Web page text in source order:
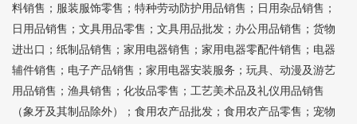
料销售；服装服饰零售；特种劳动防护用品销售；日用杂品销售；
日用品销售；文具用品零售；文具用品批发；办公用品销售；货物
进出口；纸制品销售；家用电器销售；家用电器零配件销售；电器
辅件销售；电子产品销售；家用电器安装服务；玩具、动漫及游艺
用品销售；渔具销售；化妆品零售；工艺美术品及礼仪用品销售
（象牙及其制品除外）；食用农产品批发；食用农产品零售；宠物